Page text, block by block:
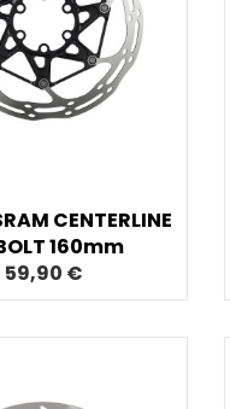
CENTERLINE
160mm
59,90 €